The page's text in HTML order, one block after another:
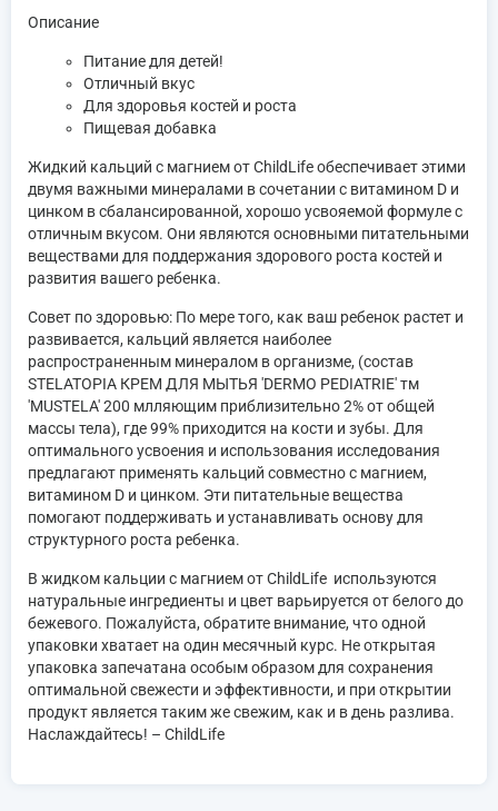
Описание
Питание для детей!
Отличный вкус
Для здоровья костей и роста
Пищевая добавка
Жидкий кальций с магнием от ChildLife обеспечивает этими
двумя важными минералами в сочетании с витамином D и
цинком в сбалансированной, хорошо усвояемой формуле с
отличным вкусом. Они являются основными питательными
веществами для поддержания здорового роста костей и
развития вашего ребенка.
Совет по здоровью: По мере того, как ваш ребенок растет и
развивается, кальций является наиболее
распространенным минералом в организме, (состав
STELATOPIA КРЕМ ДЛЯ МЫТЬЯ 'DERMO PEDIATRIE' тм
'MUSTELA' 200 млляющим приблизительно 2% от общей
массы тела), где 99% приходится на кости и зубы. Для
оптимального усвоения и использования исследования
предлагают применять кальций совместно с магнием,
витамином D и цинком. Эти питательные вещества
помогают поддерживать и устанавливать основу для
структурного роста ребенка.
В жидком кальции с магнием от ChildLife используются
натуральные ингредиенты и цвет варьируется от белого до
бежевого. Пожалуйста, обратите внимание, что одной
упаковки хватает на один месячный курс. Не открытая
упаковка запечатана особым образом для сохранения
оптимальной свежести и эффективности, и при открытии
продукт является таким же свежим, как и в день разлива.
Наслаждайтесь! – ChildLife